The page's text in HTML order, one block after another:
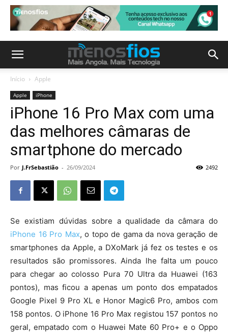
Início Apple
Apple iPhone
iPhone 16 Pro Max com uma
das melhores câmaras de
smartphone do mercado
Por J.FrSebastião - 26/09/2024 2492
Se existiam dúvidas sobre a qualidade da câmara do
iPhone 16 Pro Max, o topo de gama da nova geração de
smartphones da Apple, a DXoMark já fez os testes e os
resultados são promissores. Ainda lhe falta um pouco
para chegar ao colosso Pura 70 Ultra da Huawei (163
pontos), mas ficou a apenas um ponto dos empatados
Google Pixel 9 Pro XL e Honor Magic6 Pro, ambos com
158 pontos. O iPhone 16 Pro Max registou 157 pontos no
geral, empatado com o Huawei Mate 60 Pro+ e o Oppo